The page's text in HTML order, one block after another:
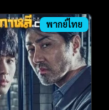
พากย์ไทย